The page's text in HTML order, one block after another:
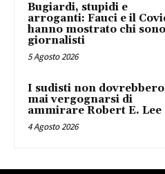
Bugiardi, stupidi e
arroganti: Fauci e il
hanno mostrato chi
giornalisti
5 Agosto 2026
I sudisti non dovrebbero
mai vergognarsi di
ammirare Robert E. Lee
4 Agosto 2026